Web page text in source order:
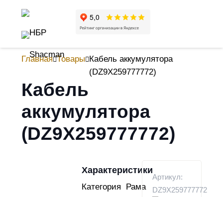
Главная Товары Кабель аккумулятора
(DZ9X259777772)
Кабель
аккумулятора
(DZ9X259777772)
Характеристики
Категория Рама
Артикул:
DZ9X259777772